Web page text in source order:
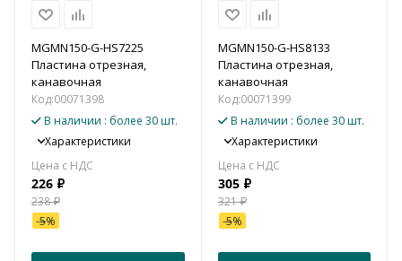
MGMN150-G-HS7225
Пластина отрезная,
канавочная
Код:00071398
В наличии : более 30 шт.
Характеристики
226 ₽
238₽
-5%
MGMN150-G-HS8133
Пластина отрезная,
канавочная
Код:00071399
В наличии : более 30 шт.
Характеристики
305₽
321₽
-5%